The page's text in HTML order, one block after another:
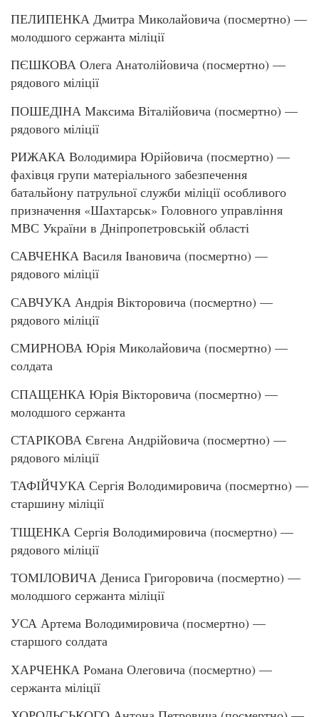
ПЕЛИПЕНКА Дмитра Миколайовича (посмертно) —
молодшого сержанта міліції
ПЄШКОВА Олега Анатолійовича (посмертно) —
рядового міліції
ПОШЕДІНА Максима Віталійовича (посмертно) —
рядового міліції
РИЖАКА Володимира Юрійовича (посмертно) —
фахівця групи матеріального забезпечення
батальйону патрульної служби міліції особливого
призначення «Шахтарськ» Головного управління
МВС України в Дніпропетровській області
САВЧЕНКА Василя Івановича (посмертно) —
рядового міліції
САВЧУКА Андрія Вікторовича (посмертно) —
рядового міліції
СМИРНОВА Юрія Миколайовича (посмертно) —
солдата
СПАЩЕНКА Юрія Вікторовича (посмертно) —
молодшого сержанта
СТАРІКОВА Євгена Андрійовича (посмертно) —
рядового міліції
ТАФІЙЧУКА Сергія Володимировича (посмертно) —
старшину міліції
ТІЩЕНКА Сергія Володимировича (посмертно) —
рядового міліції
ТОМІЛОВИЧА Дениса Григоровича (посмертно) —
молодшого сержанта міліції
УСА Артема Володимировича (посмертно) —
старшого солдата
ХАРЧЕНКА Романа Олеговича (посмертно) —
сержанта міліції